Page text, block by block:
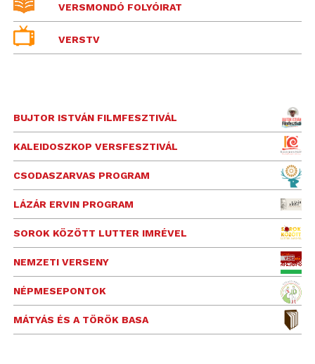
VERSMONDÓ FOLYÓIRAT
VERSTV
BUJTOR ISTVÁN FILMFESZTIVÁL
KALEIDOSZKOP VERSFESZTIVÁL
CSODASZARVAS PROGRAM
LÁZÁR ERVIN PROGRAM
SOROK KÖZÖTT LUTTER IMRÉVEL
NEMZETI VERSENY
NÉPMESEPONTOK
MÁTYÁS ÉS A TÖRÖK BASA